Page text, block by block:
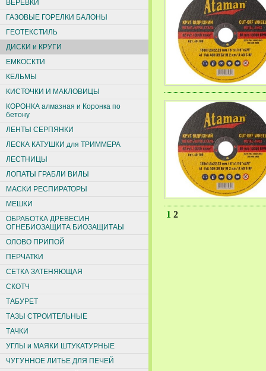
ВЕРЕВКИ
ГАЗОВЫЕ ГОРЕЛКИ БАЛОНЫ
ГЕОТЕКСТИЛЬ
ДИСКИ и КРУГИ
ЕМКОСКТИ
КЕЛЬМЫ
КИСТОЧКИ И МАКЛОВИЦЫ
КОРОНКА алмазная и Коронка по
бетону
ЛЕНТЫ СЕРПЯНКИ
ЛЕСКА КАТУШКИ для ТРИММЕРА
ЛЕСТНИЦЫ
ЛОПАТЫ ГРАБЛИ ВИЛЫ
МАСКИ РЕСПИРАТОРЫ
МЕШКИ
ОБРАБОТКА ДРЕВЕСИН
ОГНЕБИОЗАЩИТА БИОЗАЩИТАЫ
ОЛОВО ПРИПОЙ
ПЕРЧАТКИ
СЕТКА ЗАТЕНЯЮЩАЯ
СКОТЧ
ТАБУРЕТ
ТАЗЫ СТРОИТЕЛЬНЫЕ
ТАЧКИ
УГЛЫ и МАЯКИ ШТУКАТУРНЫЕ
ЧУГУННОЕ ЛИТЬЕ ДЛЯ ПЕЧЕЙ
1 2